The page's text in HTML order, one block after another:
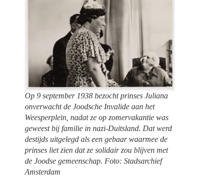
Op 9 september 1938 bezocht prinses Juliana
onverwacht de Joodsche Invalide aan het
Weesperplein, nadat ze op zomervakantie was
geweest bij familie in nazi-Duitsland. Dat werd
destijds uitgelegd als een gebaar waarmee de
prinses liet zien dat ze solidair zou blijven met
de Joodse gemeenschap. Foto: Stadsarchief
Amsterdam